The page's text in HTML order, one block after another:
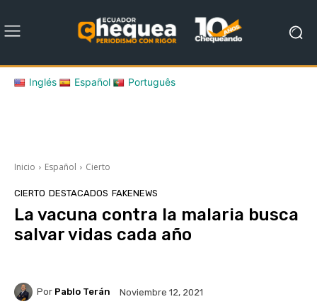
Inglés Español Português
Inicio Español Cierto
CIERTO DESTACADOS FAKENEWS
La vacuna contra la malaria busca
salvar vidas cada año
Por Pablo Terán Noviembre 12, 2021